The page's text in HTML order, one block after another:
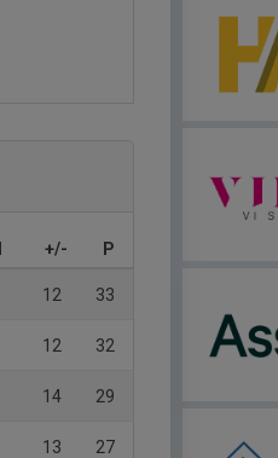
+/- P
12 33
12 32
14 29
13 27